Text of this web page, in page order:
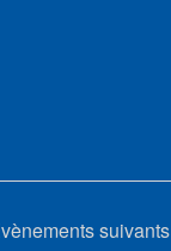
suivants